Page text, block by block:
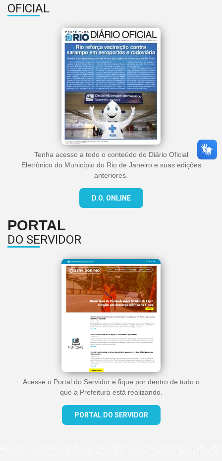
OFICIAL
Tenha acesso a todo o conteúdo do Diário Oficial
Eletrônico do Município do Rio de Janeiro e suas edições
anteriores.
D.O. ONLINE
PORTAL
DO SERVIDOR
Acesse o Portal do Servidor e fique por dentro de tudo o
que a Prefeitura está realizando.
PORTAL DO SERVIDOR